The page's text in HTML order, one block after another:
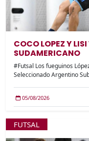
COCO LOPEZ Y
SUDAMERICANO
#Futsal Los fueguinos
Seleccionado Argentino
05/08/2026
FUTSAL